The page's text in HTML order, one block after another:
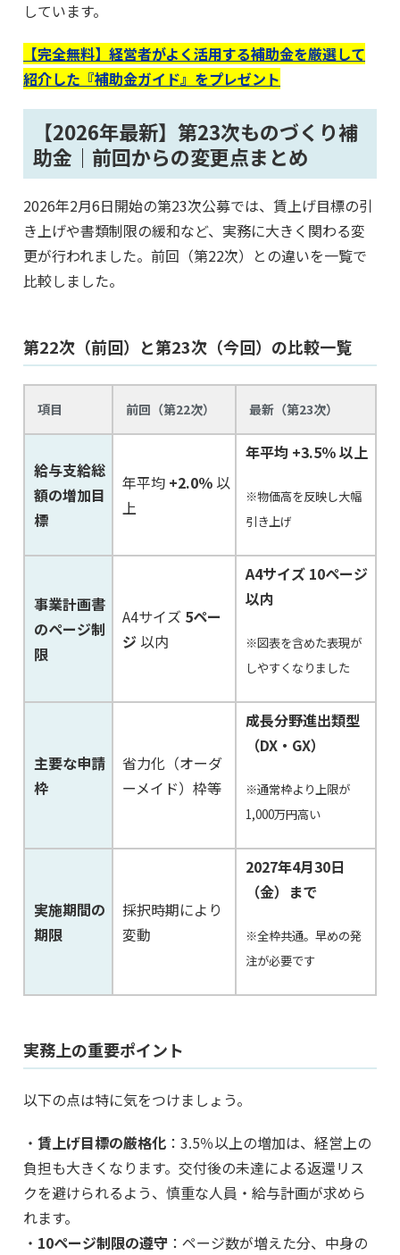
しています。
【完全無料】経営者がよく活用する補助金を厳選して
紹介した『補助金ガイド』をプレゼント
【2026年最新】第23次ものづくり補
助金｜前回からの変更点まとめ
2026年2月6日開始の第23次公募では、賃上げ目標の引
き上げや書類制限の緩和など、実務に大きく関わる変
更が行われました。前回（第22次）との違いを一覧で
比較しました。
第22次（前回）と第23次（今回）の比較一覧
項目 前回（第22次） 最新（第23次）
給与支給総
額の増加目
標
年平均 +2.0％ 以
上
年平均 +3.5％ 以上
※物価高を反映し大幅
引き上げ
事業計画書
のページ制
限
A4サイズ 5ペー
ジ 以内
A4サイズ 10ページ
以内
※図表を含めた表現が
しやすくなりました
主要な申請
枠
省力化（オーダ
ーメイド）枠等
成長分野進出類型
（DX・GX）
※通常枠より上限が
1,000万円高い
実施期間の
期限
採択時期により
変動
2027年4月30日
（金）まで
※全枠共通。早めの発
注が必要です
実務上の重要ポイント
以下の点は特に気をつけましょう。
・ 賃上げ目標の厳格化 ：3.5％以上の増加は、経営上の
負担も大きくなります。交付後の未達による返還リス
クを避けられるよう、慎重な人員・給与計画が求めら
れます。
・ 10ページ制限の遵守 ：ページ数が増えた分、中身の